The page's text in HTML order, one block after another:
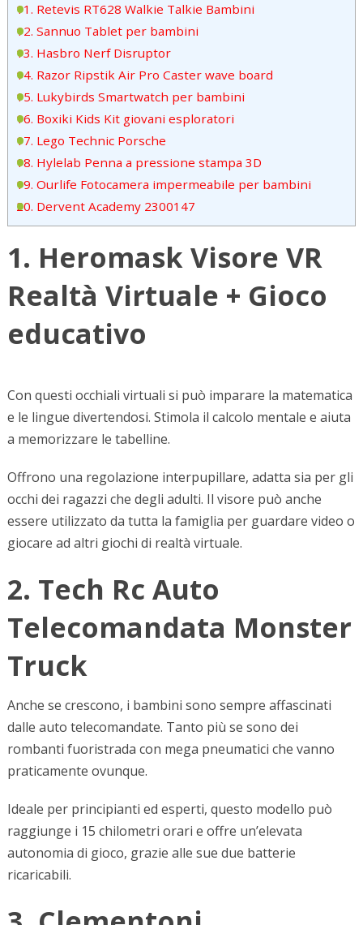
11. Retevis RT628 Walkie Talkie Bambini
12. Sannuo Tablet per bambini
13. Hasbro Nerf Disruptor
14. Razor Ripstik Air Pro Caster wave board
15. Lukybirds Smartwatch per bambini
16. Boxiki Kids Kit giovani esploratori
17. Lego Technic Porsche
18. Hylelab Penna a pressione stampa 3D
19. Ourlife Fotocamera impermeabile per bambini
20. Dervent Academy 2300147
1. Heromask Visore VR
Realtà Virtuale + Gioco
educativo
Con questi occhiali virtuali si può imparare la matematica
e le lingue divertendosi. Stimola il calcolo mentale e aiuta
a memorizzare le tabelline.
Offrono una regolazione interpupillare, adatta sia per gli
occhi dei ragazzi che degli adulti. Il visore può anche
essere utilizzato da tutta la famiglia per guardare video o
giocare ad altri giochi di realtà virtuale.
2. Tech Rc Auto
Telecomandata Monster
Truck
Anche se crescono, i bambini sono sempre affascinati
dalle auto telecomandate. Tanto più se sono dei
rombanti fuoristrada con mega pneumatici che vanno
praticamente ovunque.
Ideale per principianti ed esperti, questo modello può
raggiunge i 15 chilometri orari e offre un’elevata
autonomia di gioco, grazie alle sue due batterie
ricaricabili.